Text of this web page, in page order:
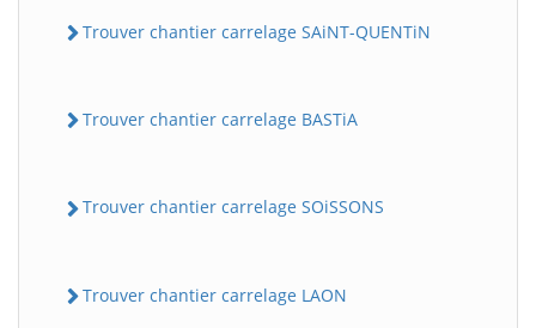
Trouver chantier carrelage SAiNT-QUENTiN
Trouver chantier carrelage BASTiA
Trouver chantier carrelage SOiSSONS
Trouver chantier carrelage LAON